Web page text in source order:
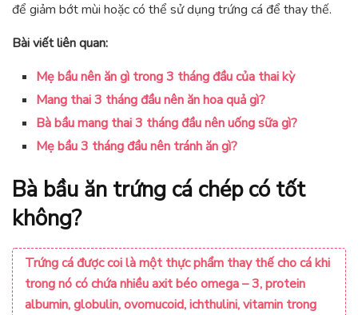
để giảm bớt mùi hoặc có thể sử dụng trứng cá để thay thế.
Bài viết liên quan:
Mẹ bầu nên ăn gì trong 3 tháng đầu của thai kỳ
Mang thai 3 tháng đầu nên ăn hoa quả gì?
Bà bầu mang thai 3 tháng đầu nên uống sữa gì?
Mẹ bầu 3 tháng đầu nên tránh ăn gì?
Bà bầu ăn trứng cá chép có tốt
không?
Trứng cá được coi là một thực phẩm thay thế cho cá khi
trong nó có chứa nhiều axit béo omega – 3, protein
albumin, globulin, ovomucoid, ichthulini, vitamin trong